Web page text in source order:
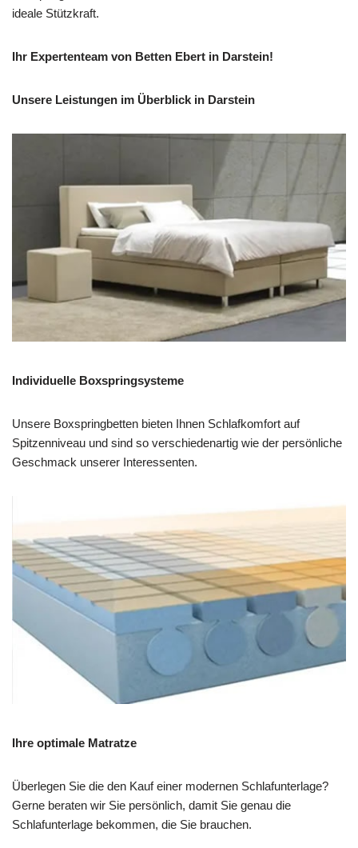
ideale Stützkraft.
Ihr Expertenteam von Betten Ebert in Darstein!
Unsere Leistungen im Überblick in Darstein
Individuelle Boxspringsysteme
Unsere Boxspringbetten bieten Ihnen Schlafkomfort auf
Spitzenniveau und sind so verschiedenartig wie der persönliche
Geschmack unserer Interessenten.
Ihre optimale Matratze
Überlegen Sie die den Kauf einer modernen Schlafunterlage?
Gerne beraten wir Sie persönlich, damit Sie genau die
Schlafunterlage bekommen, die Sie brauchen.